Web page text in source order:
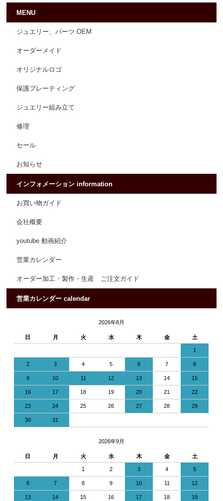
MENU
ジュエリー、パーツ OEM
オーダーメイド
オリジナルロゴ
保護プレーティング
ジュエリー組み立て
修理
セール
お知らせ
インフォメーション information
お買い物ガイド
会社概要
youtube 動画紹介
営業カレンダー
オーダー加工・製作・生産 ご注文ガイド
営業カレンダー calendar
2026年8月
日 月 火 水 木 金 土
1
2 3 4 5 6 7 8
9 10 11 12 13 14 15
16 17 18 19 20 21 22
23 24 25 26 27 28 29
30 31
2026年9月
日 月 火 水 木 金 土
1 2 3 4 5
6 7 8 9 10 11 12
13 14 15 16 17 18 19